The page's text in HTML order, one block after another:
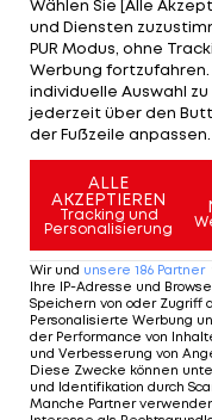
Und die Statistik
haben die ersten
gewonnen und
in den Playoffs.
Aber bei dieser
möglich.
Rangers müssen
Nichts fix ist auch
gesetzten New
noch
Wählen Sie [Alle
und Diensten
PUR Modus, ohne
Werbung
individuelle Auswahl
jederzeit über den
der Fußzeile anpassen.
ALLE
AKZEPTIEREN
Tracking und
Personalisierung
Wir und unsere 186 Partner
Ihre IP-Adresse und
Speichern von oder Zugriff
Personalisierte Werbung
der Performance von
und Verbesserung von
Diese Zwecke können
und Identifikation durch
Manche Partner